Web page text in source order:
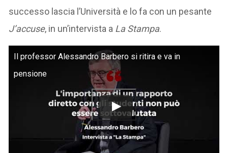
successo lascia l’Università e lo fa con un pesante
J’accuse, in un’intervista a La Stampa.
Il professor Alessandro Barbero si ritira e va in
pensione